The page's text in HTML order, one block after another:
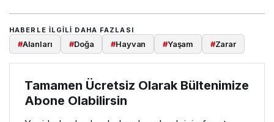
HABERLE ILGILI DAHA FAZLASI
#Alanları #Doğa #Hayvan #Yaşam #Zarar
Tamamen Ücretsiz Olarak Bültenimize
Abone Olabilirsin